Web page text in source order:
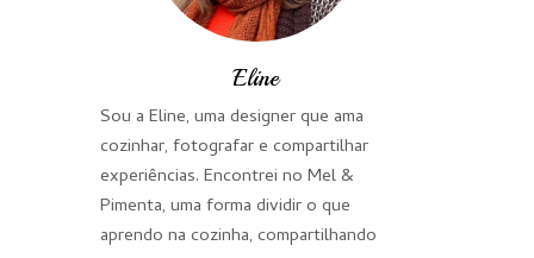
Eline
Sou a Eline, uma designer que ama
cozinhar, fotografar e compartilhar
experiências. Encontrei no Mel &
Pimenta, uma forma dividir o que
aprendo na cozinha, compartilhando